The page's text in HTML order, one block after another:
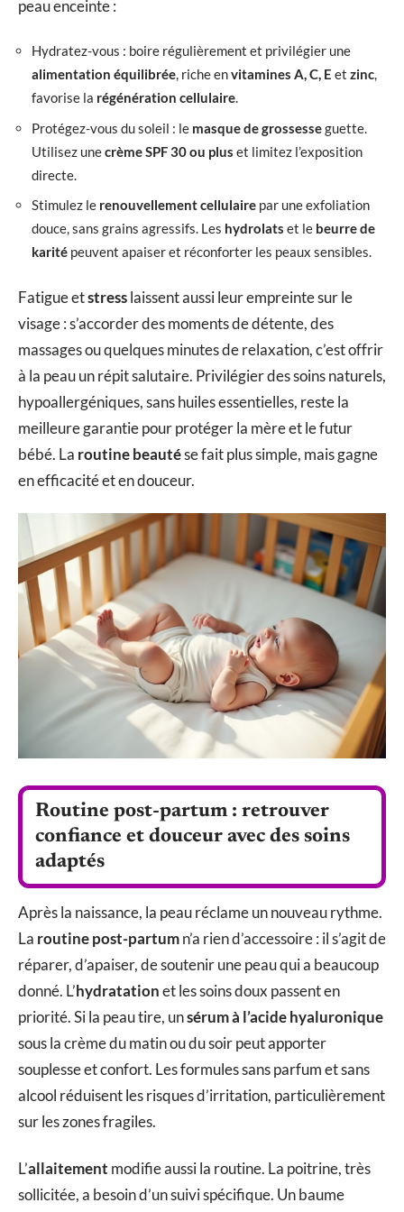
peau enceinte :
Hydratez-vous : boire régulièrement et privilégier une
alimentation équilibrée, riche envitamines A, C, E et zinc,
favorise la régénération cellulaire.
Protégez-vous du soleil : le masque de grossesseguette.
Utilisez unecrème SPF 30 ou plus et limitez l’exposition
directe.
Stimulez le renouvellement cellulaire par une exfoliation
douce, sans grains agressifs. Les hydrolats et le beurre de
karité peuvent apaiser et réconforter les peaux sensibles.
Fatigue etstresslaissent aussi leur empreinte sur le
visage : s’accorder des moments de détente, des
massages ou quelques minutes de relaxation, c’est offrir
à la peau un répit salutaire. Privilégier des soins naturels,
hypoallergéniques, sans huiles essentielles, reste la
meilleure garantie pour protéger la mère et le futur
bébé. La routine beautése fait plus simple, mais gagne
en efficacité et en douceur.
Routine post-partum : retrouver
confiance et douceur avec des soins
adaptés
Après la naissance, la peau réclame un nouveau rythme.
La routine post-partumn’a rien d’accessoire : il s’agit de
réparer, d’apaiser, de soutenir une peau qui a beaucoup
donné. L’hydratationet les soins doux passent en
priorité. Si la peau tire, unsérum à l’acide hyaluronique
sous la crème du matin ou du soir peut apporter
souplesse et confort. Les formules sans parfum et sans
alcool réduisent les risques d’irritation, particulièrement
sur les zones fragiles.
L’allaitement modifie aussi la routine. La poitrine, très
sollicitée, a besoin d’un suivi spécifique. Un baume